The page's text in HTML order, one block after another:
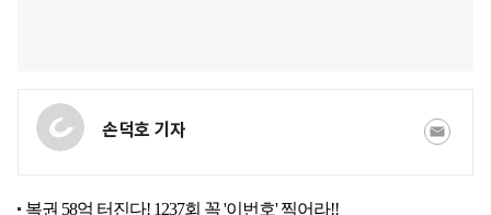
손덕호 기자